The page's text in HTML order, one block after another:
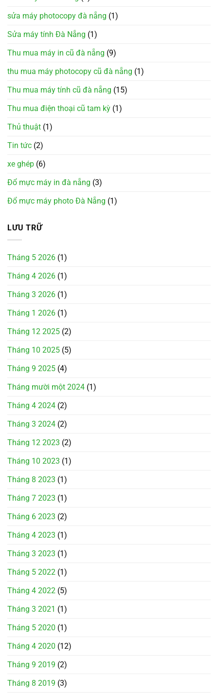
sửa máy photocopy đà nẵng (1)
Sửa máy tính Đà Nẵng (1)
Thu mua máy in cũ đà nẵng (9)
thu mua máy photocopy cũ đà nẵng (1)
Thu mua máy tính cũ đà nẵng (15)
Thu mua điện thoại cũ tam kỳ (1)
Thủ thuật (1)
Tin tức (2)
xe ghép (6)
Đổ mực máy in đà nẵng (3)
Đổ mực máy photo Đà Nẵng (1)
LƯU TRỮ
Tháng 5 2026 (1)
Tháng 4 2026 (1)
Tháng 3 2026 (1)
Tháng 1 2026 (1)
Tháng 12 2025 (2)
Tháng 10 2025 (5)
Tháng 9 2025 (4)
Tháng mười một 2024 (1)
Tháng 4 2024 (2)
Tháng 3 2024 (2)
Tháng 12 2023 (2)
Tháng 10 2023 (1)
Tháng 8 2023 (1)
Tháng 7 2023 (1)
Tháng 6 2023 (2)
Tháng 4 2023 (1)
Tháng 3 2023 (1)
Tháng 5 2022 (1)
Tháng 4 2022 (5)
Tháng 3 2021 (1)
Tháng 5 2020 (1)
Tháng 4 2020 (12)
Tháng 9 2019 (2)
Tháng 8 2019 (3)